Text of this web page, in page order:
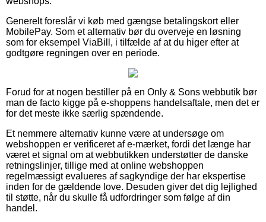
Generelt foreslår vi køb med gængse betalingskort eller
MobilePay. Som et alternativ bør du overveje en løsning
som for eksempel ViaBill, i tilfælde af at du higer efter at
godtgøre regningen over en periode.
Forud for at nogen bestiller på en Only & Sons webbutik bør
man de facto kigge på e-shoppens handelsaftale, men det er
for det meste ikke særlig spændende.
Et nemmere alternativ kunne være at undersøge om
webshoppen er verificeret af e-mærket, fordi det længe har
været et signal om at webbutikken understøtter de danske
retningslinjer, tillige med at online webshoppen
regelmæssigt evalueres af sagkyndige der har ekspertise
inden for de gældende love. Desuden giver det dig lejlighed
til støtte, når du skulle få udfordringer som følge af din
handel.